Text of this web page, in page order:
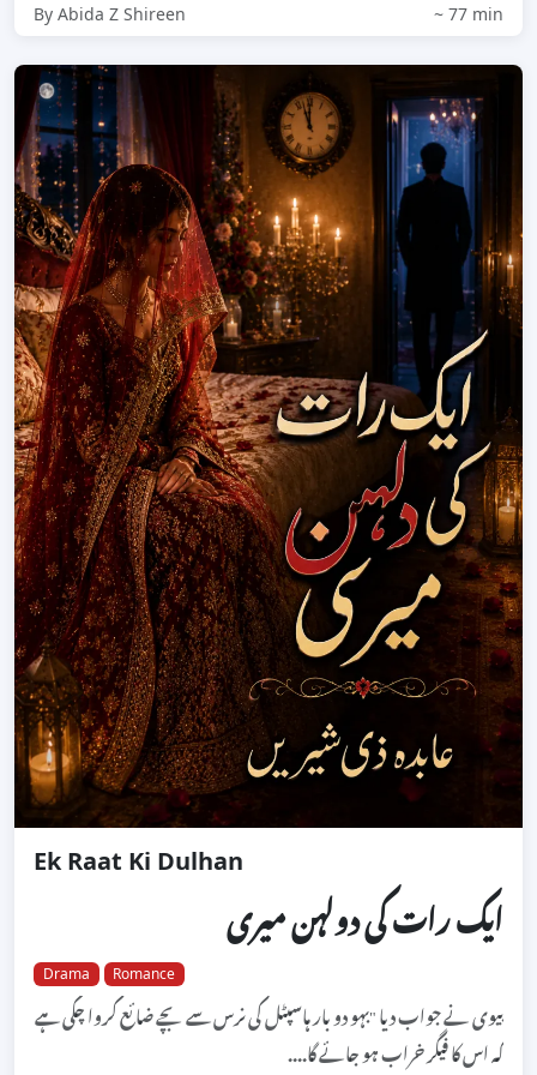
By Abida Z Shireen ~ 77 min
Ek Raat Ki Dulhan
ایک رات کی دولہن میری
Drama Romance
بیوی نے جواب دیا "بہو دو بار ہاسپٹل کی نرس سے بچے ضائع کروا چکی ہے
کہ اس کا فیگر خراب ہو جائے گا....